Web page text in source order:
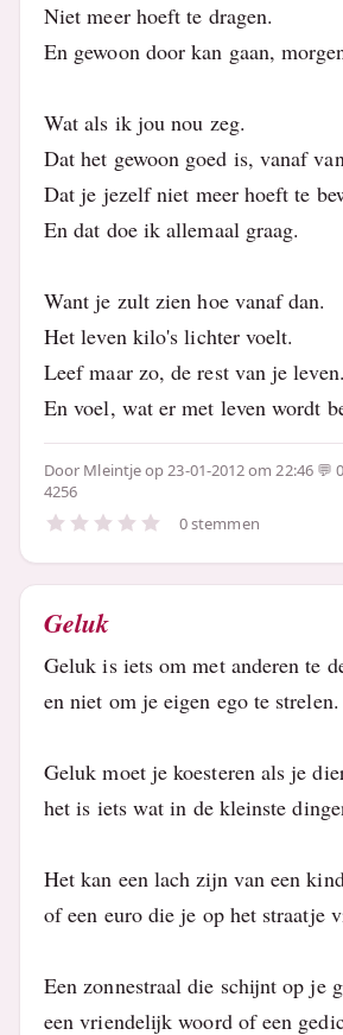
Niet meer hoeft te dragen.
En gewoon door kan gaan,
Wat als ik jou nou zeg.
Dat het gewoon goed is, vanaf
Dat je jezelf niet meer hoeft te
En dat doe ik allemaal graag.
Want je zult zien hoe vanaf dan.
Het leven kilo's lichter voelt.
Leef maar zo, de rest van je leven.
En voel, wat er met leven wordt
Door Mleintjeop 23-01-2012 om 22:46
0
4256
0 stemmen
Geluk
Geluk is iets om met anderen te
en niet om je eigen ego te strelen.
Geluk moet je koesteren als je
het is iets wat in de kleinste
Het kan een lach zijn van een
of een euro die je op het straatje
Een zonnestraal die schijnt op je
een vriendelijk woord of een